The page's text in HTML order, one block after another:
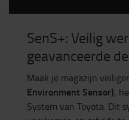
SenS+: Veilig
geavanceerde
Maak je magazijn
Environment Sensor),
System van Toyota. Dit